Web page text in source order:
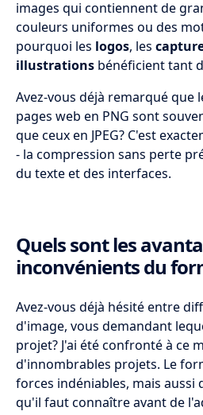
images qui contiennent de
couleurs uniformes ou des
pourquoi les logos, les
illustrations bénéficient tant
Avez-vous déjà remarqué que
pages web en PNG sont
que ceux en JPEG? C'est
- la compression sans perte
du texte et des interfaces.
Quels sont les
inconvénients du
Avez-vous déjà hésité entre
d'image, vous demandant
projet? J'ai été confronté à ce
d'innombrables projets. Le
forces indéniables, mais aussi
qu'il faut connaître avant de